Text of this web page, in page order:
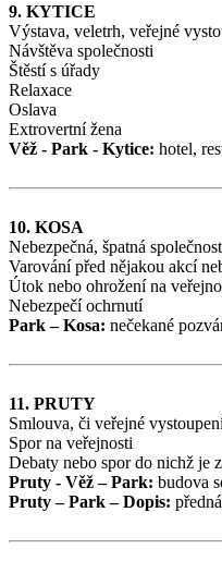
9. KYTICE
Výstava, veletrh, veřejné
Návštěva společnosti
Štěstí s úřady
Relaxace
Oslava
Extrovertní žena
Věž - Park - Kytice: hotel,
10. KOSA
Nebezpečná, špatná společnost
Varování před nějakou akcí
Útok nebo ohrožení na
Nebezpečí ochrnutí
Park – Kosa: nečekané
11. PRUTY
Smlouva, či veřejné
Spor na veřejnosti
Debaty nebo spor do nichž je
Pruty - Věž – Park: budova
Pruty – Park – Dopis: